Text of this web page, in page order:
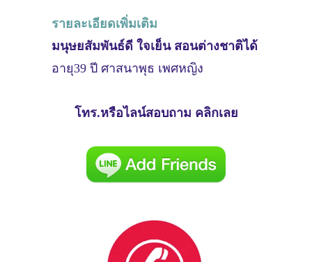
รายละเอียดเพิ่มเติม
มนุษยสัมพันธ์ดี ใจเย็น สอนต่างชาติได้
อายุ39 ปี ศาสนาพุธ เพศหญิง
โทร.หรือไลน์สอบถาม คลิกเลย